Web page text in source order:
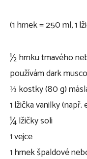
(1 hrnek = 250 ml, 1
½ hrnku tmavého
používám dark
⅓ kostky (80 g)
1 lžička vanilky
¼ lžičky soli
1 vejce
1 hrnek špaldové